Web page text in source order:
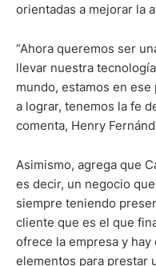
orientadas a mejorar la
“Ahora queremos ser
llevar nuestra
mundo, estamos en
a lograr, tenemos la fe
comenta, Henry
Asimismo, agrega que
es decir, un negocio
siempre teniendo
cliente que es el que
ofrece la empresa y
elementos para prestar